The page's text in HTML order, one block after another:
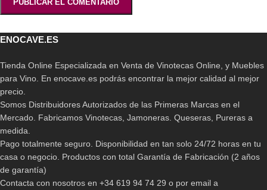
ENOCAVE.ES
Tienda Online Especializada en Venta de Vinotecas Online, y Muebles
para Vino. En enocave.es podrás encontrar la mejor calidad al mejor
precio.
Somos Distribuidores Autorizados de las Primeras Marcas en el
Mercado. Fabricamos Vinotecas, Jamoneras. Queseras, Pureras a
medida.
Pago totalmente seguro. Disponibilidad en tan solo 24/72 horas en tu
casa o negocio. Productos con total Garantía de Fabricación (2 años
de garantía)
Contacta con nosotros en +34 619 94 74 29 o por email a